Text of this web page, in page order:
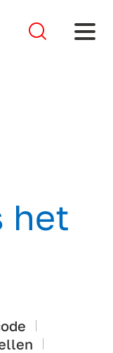
Stel je
het